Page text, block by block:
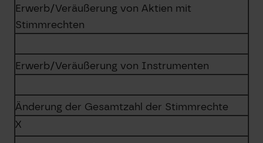
Erwerb/Veräußerung von Aktien mit
Stimmrechten
Erwerb/Veräußerung von Instrumenten
Änderung der Gesamtzahl der Stimmrechte
X